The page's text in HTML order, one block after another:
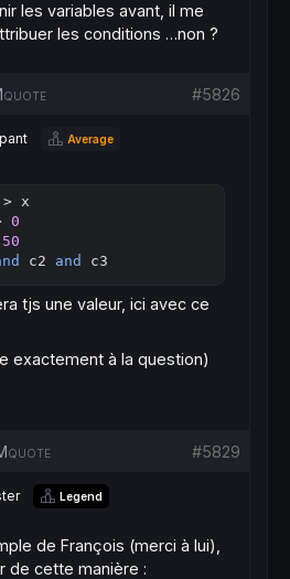
les variables avant, il me
les conditions …non ?
#5826
QUOTE
Average
> x
0
50
c2 and c3
tjs une valeur, ici avec ce
exactement à la question)
#5829
QUOTE
Legend
de François (merci à lui),
de cette manière :